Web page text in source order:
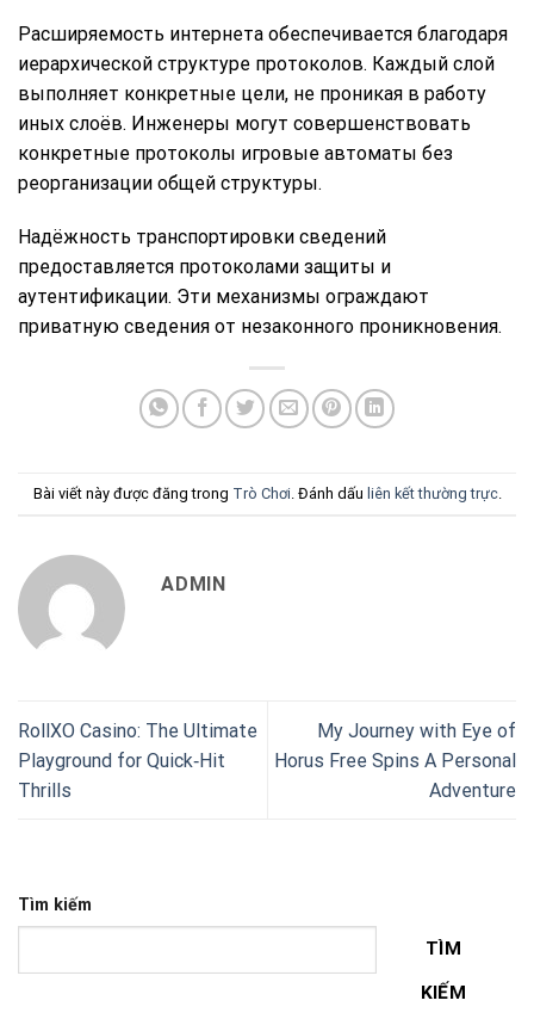
Расширяемость интернета обеспечивается благодаря
иерархической структуре протоколов. Каждый слой
выполняет конкретные цели, не проникая в работу
иных слоёв. Инженеры могут совершенствовать
конкретные протоколы игровые автоматы без
реорганизации общей структуры.
Надёжность транспортировки сведений
предоставляется протоколами защиты и
аутентификации. Эти механизмы ограждают
приватную сведения от незаконного проникновения.
Bài viết này được đăng trong Trò Chơi . Đánh dấu liên kết thường trực.
ADMIN
RollXO Casino: The Ultimate
Playground for Quick‑Hit
Thrills
My Journey with Eye of
Horus Free Spins A Personal
Adventure
Tìm kiếm
TÌM
KIẾM